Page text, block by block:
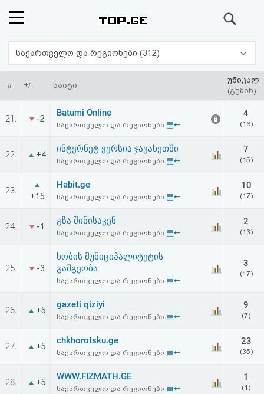
რეიტინგი
(მთავარი)
ფოსტა
პასუხი
ავტორიზაცია
რეგისტრაცია
პაროლის
აღდგენა
HTML
სალიცენზიო
შეთანხმება
საქართველო და რეგიონები (312)
# +/- საიტი
უნიკალ.
(გუშინ)
21. -2
Batumi Online
საქართველო და რეგიონები ▤⇠
4
(16)
22. +4
ინტერნეტ ვერსია ჯავახეთში
საქართველო და რეგიონები ▤⇠
7
(15)
23.
+15
Habit.ge
საქართველო და რეგიონები ▤⇠
10
(17)
24. -1
გზა შინისაკენ
საქართველო და რეგიონები ▤⇠
2
(13)
25. -3
ხობის მუნიციპალიტეტის
გამგეობა
საქართველო და რეგიონები ▤⇠
3
(17)
26. +5
gazeti qiziyi
საქართველო და რეგიონები ▤⇠
9
(7)
27. +5
chkhorotsku.ge
საქართველო და რეგიონები ▤⇠
23
(35)
28. +5
WWW.FIZMATH.GE
საქართველო და რეგიონები ▤⇠
1
(1)